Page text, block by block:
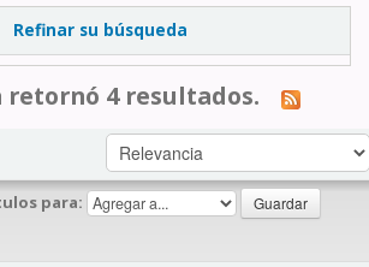
Refinar su búsqueda
retornó 4 resultados.
para: